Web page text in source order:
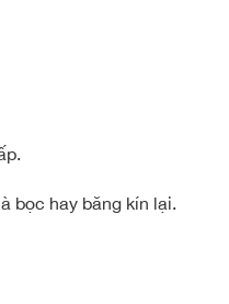
bọc hay băng kín lại.